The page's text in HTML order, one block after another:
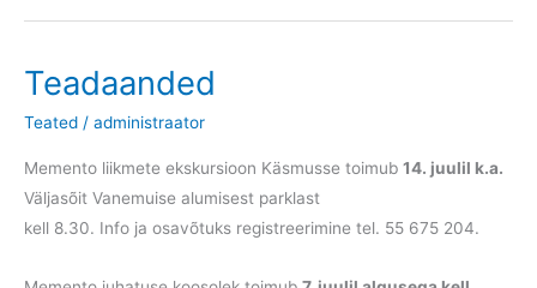
Teadaanded
Teated / administraator
Memento liikmete ekskursioon Käsmusse toimub 14. juulil k.a.
Väljasõit Vanemuise alumisest parklast
kell 8.30. Info ja osavõtuks registreerimine tel. 55 675 204.